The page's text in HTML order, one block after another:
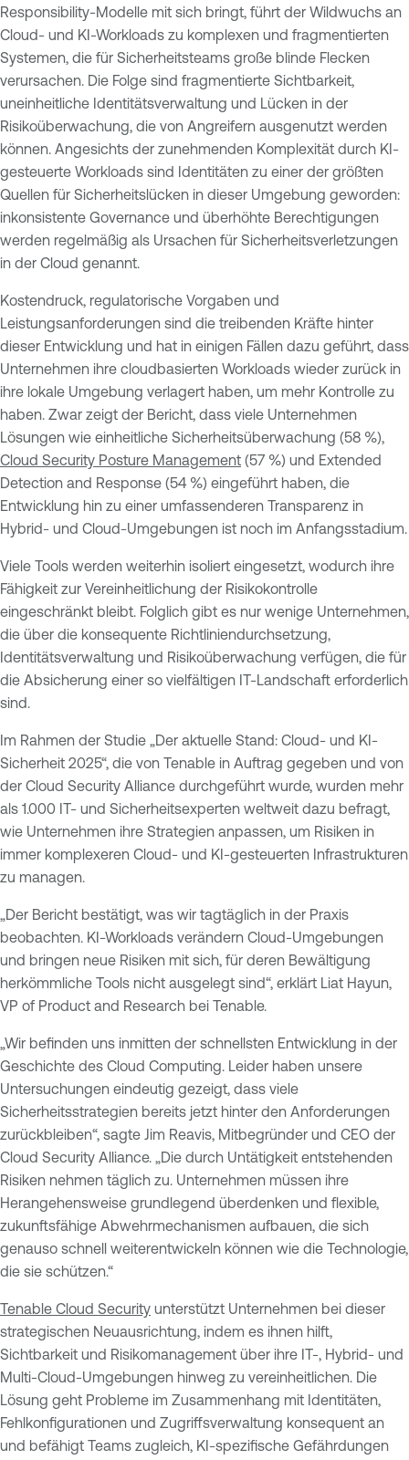
Responsibility-Modelle mit sich bringt, führt der Wildwuchs an
Cloud- und KI-Workloads zu komplexen und fragmentierten
Systemen, die für Sicherheitsteams große blinde Flecken
verursachen. Die Folge sind fragmentierte Sichtbarkeit,
uneinheitliche Identitätsverwaltung und Lücken in der
Risikoüberwachung, die von Angreifern ausgenutzt werden
können. Angesichts der zunehmenden Komplexität durch KI-
gesteuerte Workloads sind Identitäten zu einer der größten
Quellen für Sicherheitslücken in dieser Umgebung geworden:
inkonsistente Governance und überhöhte Berechtigungen
werden regelmäßig als Ursachen für Sicherheitsverletzungen
in der Cloud genannt.
Kostendruck, regulatorische Vorgaben und
Leistungsanforderungen sind die treibenden Kräfte hinter
dieser Entwicklung und hat in einigen Fällen dazu geführt, dass
Unternehmen ihre cloudbasierten Workloads wieder zurück in
ihre lokale Umgebung verlagert haben, um mehr Kontrolle zu
haben. Zwar zeigt der Bericht, dass viele Unternehmen
Lösungen wie einheitliche Sicherheitsüberwachung (58 %),
Cloud Security Posture Management (57 %) und Extended
Detection and Response (54 %) eingeführt haben, die
Entwicklung hin zu einer umfassenderen Transparenz in
Hybrid- und Cloud-Umgebungen ist noch im Anfangsstadium.
Viele Tools werden weiterhin isoliert eingesetzt, wodurch ihre
Fähigkeit zur Vereinheitlichung der Risikokontrolle
eingeschränkt bleibt. Folglich gibt es nur wenige Unternehmen,
die über die konsequente Richtliniendurchsetzung,
Identitätsverwaltung und Risikoüberwachung verfügen, die für
die Absicherung einer so vielfältigen IT-Landschaft erforderlich
sind.
Im Rahmen der Studie „Der aktuelle Stand: Cloud- und KI-
Sicherheit 2025“, die von Tenable in Auftrag gegeben und von
der Cloud Security Alliance durchgeführt wurde, wurden mehr
als 1.000 IT- und Sicherheitsexperten weltweit dazu befragt,
wie Unternehmen ihre Strategien anpassen, um Risiken in
immer komplexeren Cloud- und KI-gesteuerten Infrastrukturen
zu managen.
„Der Bericht bestätigt, was wir tagtäglich in der Praxis
beobachten. KI-Workloads verändern Cloud-Umgebungen
und bringen neue Risiken mit sich, für deren Bewältigung
herkömmliche Tools nicht ausgelegt sind“, erklärt Liat Hayun,
VP of Product and Research bei Tenable.
„Wir befinden uns inmitten der schnellsten Entwicklung in der
Geschichte des Cloud Computing. Leider haben unsere
Untersuchungen eindeutig gezeigt, dass viele
Sicherheitsstrategien bereits jetzt hinter den Anforderungen
zurückbleiben“, sagte Jim Reavis, Mitbegründer und CEO der
Cloud Security Alliance. „Die durch Untätigkeit entstehenden
Risiken nehmen täglich zu. Unternehmen müssen ihre
Herangehensweise grundlegend überdenken und flexible,
zukunftsfähige Abwehrmechanismen aufbauen, die sich
genauso schnell weiterentwickeln können wie die Technologie,
die sie schützen.“
Tenable Cloud Security unterstützt Unternehmen bei dieser
strategischen Neuausrichtung, indem es ihnen hilft,
Sichtbarkeit und Risikomanagement über ihre IT-, Hybrid- und
Multi-Cloud-Umgebungen hinweg zu vereinheitlichen. Die
Lösung geht Probleme im Zusammenhang mit Identitäten,
Fehlkonfigurationen und Zugriffsverwaltung konsequent an
und befähigt Teams zugleich, KI-spezifische Gefährdungen